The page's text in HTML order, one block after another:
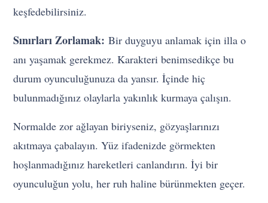
keşfedebilirsiniz.
Sınırları Zorlamak:Bir duyguyu anlamak için illa o
anı yaşamak gerekmez. Karakteri benimsedikçe bu
durum oyunculuğunuza da yansır. İçinde hiç
bulunmadığınız olaylarla yakınlık kurmaya çalışın.
Normalde zor ağlayan biriyseniz, gözyaşlarınızı
akıtmaya çabalayın. Yüz ifadenizde görmekten
hoşlanmadığınız hareketleri canlandırın. İyi bir
oyunculuğun yolu, her ruh haline bürünmekten geçer.